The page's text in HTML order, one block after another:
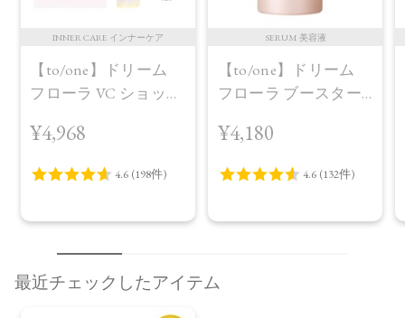
INNER CARE インナーケア
【to/one】ドリーム
フローラ VC ショット
¥4,968
SERUM 美容液
【to/one】ドリーム
フローラ ブースター
＞
¥4,180
最近チェックしたアイテム